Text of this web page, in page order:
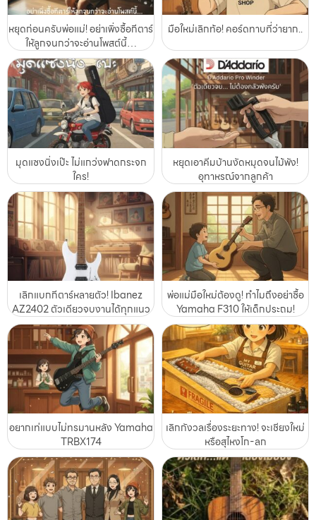
หยุดก่อนครับพ่อแม่! อย่าเพิ่งซื้อกีตาร์
ให้ลูกจนกว่าจะอ่านโพสต์นี้…
มือใหม่เลิกท้อ! คอร์ดทาบที่ว่ายาก..
มุดแซงนิ่งเป๊ะ ไม่แกว่งฟาดกระจก
ใคร!
หยุดเอาคีมบ้านงัดหมุดจนไม้พัง!
อุทาหรณ์จากลูกค้า
เลิกแบกกีตาร์หลายตัว! Ibanez
AZ2402 ตัวเดียวจบงานได้ทุกแนว
พ่อแม่มือใหม่ต้องดู! ทำไมถึงอย่าซื้อ
Yamaha F310 ให้เด็กประถม!
อยากเท่แบบไม่ทรมานหลัง Yamaha
TRBX174
เลิกกังวลเรื่องระยะทาง! จะเชียงใหม่
หรือสุไหงโก-ลก